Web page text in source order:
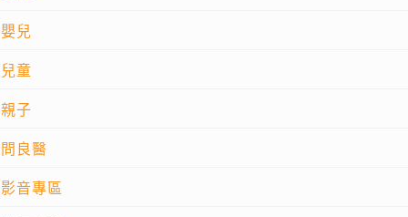
嬰兒
兒童
親子
問良醫
影音專區